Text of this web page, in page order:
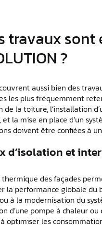
travaux sont
?
aussi bien des
les plus fréquemment
de la toiture, l’installation
et la mise en place d’un
doivent être confiées à
d’isolation et
thermique des façades
la performance globale du
à la modernisation du
d’une pompe à chaleur
optimiser les